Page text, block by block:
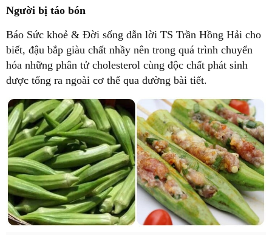
Người bị táo bón
Báo Sức khoẻ & Đời sống dẫn lời TS Trần Hồng Hải cho
biết, đậu bắp giàu chất nhầy nên trong quá trình chuyển
hóa những phân tử cholesterol cùng độc chất phát sinh
được tống ra ngoài cơ thể qua đường bài tiết.